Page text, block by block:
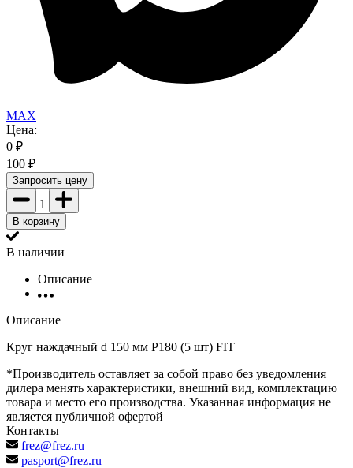
MAX
Цена:
0 ₽
100 ₽
Запросить цену
1
В корзину
В наличии
Описание
Описание
Круг наждачный d 150 мм Р180 (5 шт) FIT
*Производитель оставляет за собой право без уведомления
дилера менять характеристики, внешний вид, комплектацию
товара и место его производства. Указанная информация не
является публичной офертой
Контакты
frez@frez.ru
pasport@frez.ru